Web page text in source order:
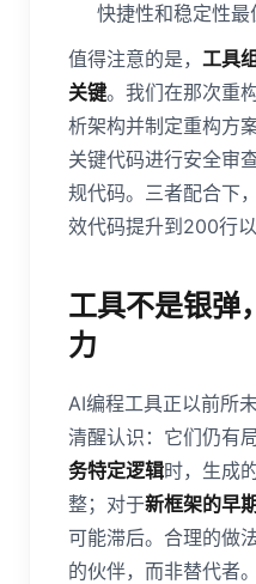
快捷性和稳定性最
值得注意的是， 工具
关键。我们在那次重
析架构并制定重构方
关键代码进行安全审
规代码。三者配合下
效代码提升到200行以
工具不是银弹
力
AI编程工具正以前所
清醒认识：它们仍有
务特定逻辑时，生成
整；对于新框架的早
可能滞后。合理的做
的伙伴，而非替代者